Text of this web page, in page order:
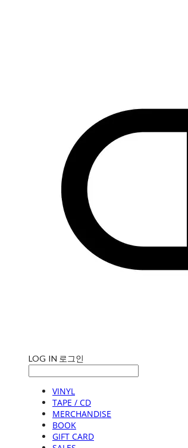
LOG IN 로그인
VINYL
TAPE / CD
MERCHANDISE
BOOK
GIFT CARD